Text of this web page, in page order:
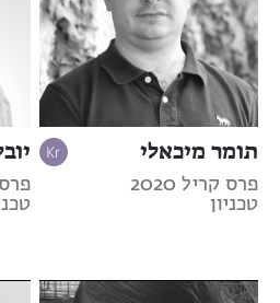
תומר מיכאלי
פרס קריל 2020
טכניון
פרס